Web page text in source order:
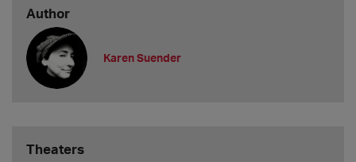
Gibt es generelle Ausschlusskri
Author
Karen Suender
Theaters